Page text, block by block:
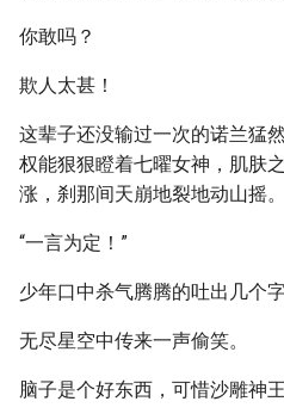
你敢吗？
欺人太甚！
这辈子还没输过一次的诺兰猛
权能狠狠瞪着七曜女神，肌肤
涨，刹那间天崩地裂地动山摇。
“一言为定！”
少年口中杀气腾腾的吐出几个字
无尽星空中传来一声偷笑。
脑子是个好东西，可惜沙雕神